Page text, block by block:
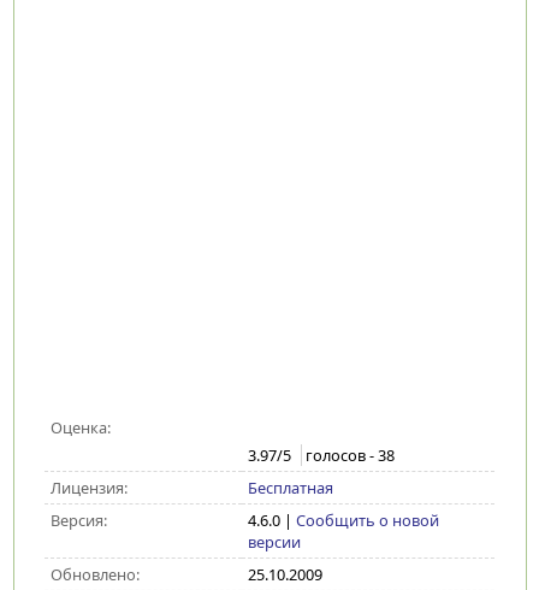
Оценка:
3.97/5 голосов -38
Лицензия:
Бесплатная
Версия:
4.6.0| Сообщить о новой
версии
Обновлено:
25.10.2009